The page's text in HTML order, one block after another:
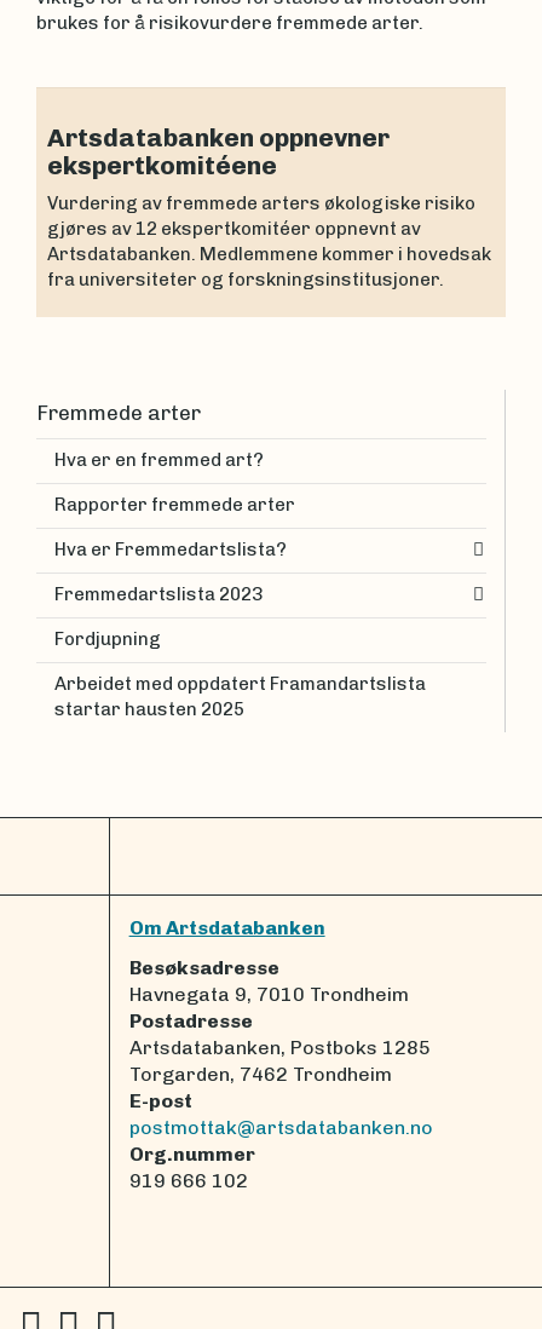
brukes for å risikovurdere fremmede arter.
Artsdatabanken oppnevner
ekspertkomitéene
Vurdering av fremmede arters økologiske risiko
gjøres av 12 ekspertkomitéer oppnevnt av
Artsdatabanken. Medlemmene kommer i hovedsak
fra universiteter og forskningsinstitusjoner.
Fremmede arter
Hva er en fremmed art?
Rapporter fremmede arter
Hva er Fremmedartslista?
Fremmedartslista 2023
Fordjupning
Arbeidet med oppdatert Framandartslista
startar hausten 2025
Om Artsdatabanken
Besøksadresse
Havnegata 9, 7010 Trondheim
Postadresse
Artsdatabanken, Postboks 1285
Torgarden, 7462 Trondheim
E-post
postmottak@artsdatabanken.no
Org.nummer
919 666 102